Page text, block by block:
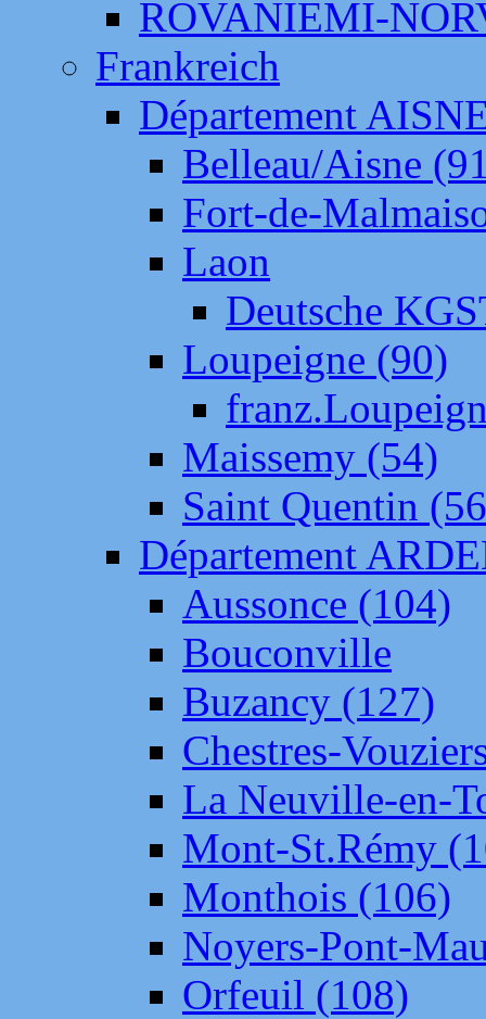
ROVANIEMI-
Frankreich
Département
Belleau/Aisne
Fort-de-
Laon
Deutsche
Loupeigne (90)
Maissemy (54)
Saint Quentin
Département
Aussonce (104)
Bouconville
Buzancy (127)
Chestres-
La Neuville-en-
Mont-St.Rémy
Monthois (106)
Noyers-Pont-
Orfeuil (108)